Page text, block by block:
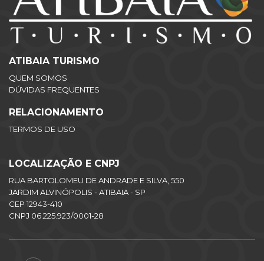
ATIBAIA TURISMO
QUEM SOMOS
DÚVIDAS FREQUENTES
RELACIONAMENTO
TERMOS DE USO
LOCALIZAÇÃO E CNPJ
RUA BARTOLOMEU DE ANDRADE E SILVA, 550
JARDIM ALVINÓPOLIS - ATIBAIA - SP
CEP 12943-410
CNPJ 06.225.923/0001-28